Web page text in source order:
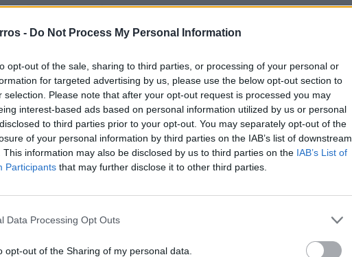
- Do Not Process My Personal Information
opt-out of the sale, sharing to third parties, or processing of your personal or
for targeted advertising by us, please use the below opt-out section to
selection. Please note that after your opt-out request is processed you may
interest-based ads based on personal information utilized by us or personal
to third parties prior to your opt-out. You may separately opt-out of the
of your personal information by third parties on the IAB’s list of downstream
This information may also be disclosed by us to third parties on the IAB’s List of
Participants that may further disclose it to other third parties.
Data Processing Opt Outs
opt-out of the Sharing of my personal data.
pelo Grupo JAP
5 estrelas EuroNCAP
sua chegada a Portugal está prevista para 2025 , com